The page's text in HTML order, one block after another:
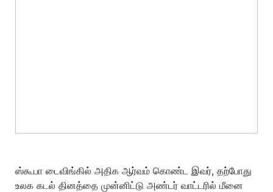
ஸ்கூபா டைவிங்கில் அதிக ஆர்வம் கொண்ட இவர், தற்போது
உலக கடல் தினத்தை முன்னிட்டு அண்டர் வாட்டரில் மீனை